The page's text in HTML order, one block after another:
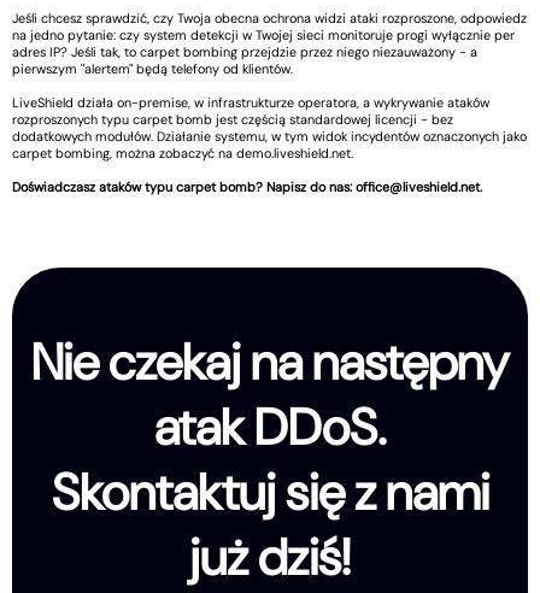
Jeśli chcesz sprawdzić, czy Twoja obecna ochrona widzi ataki rozproszone, odpowiedz
na jedno pytanie: czy system detekcji w Twojej sieci monitoruje progi wyłącznie per
adres IP? Jeśli tak, to carpet bombing przejdzie przez niego niezauważony - a
pierwszym "alertem" będą telefony od klientów.
LiveShield działa on-premise, w infrastrukturze operatora, a wykrywanie ataków
rozproszonych typu carpet bomb jest częścią standardowej licencji - bez
dodatkowych modułów. Działanie systemu, w tym widok incydentów oznaczonych jako
carpet bombing, można zobaczyć na demo.liveshield.net.
Doświadczasz ataków typu carpet bomb? Napisz do nas: office@liveshield.net.
Nie czekaj na następny
atak DDoS.
Skontaktuj się z nami
już dziś!